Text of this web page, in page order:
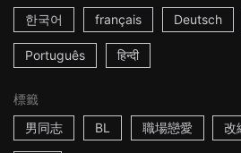
한국어 français Deutsch
Português हिन्दी
標籤
男同志
BL 職場戀愛 改